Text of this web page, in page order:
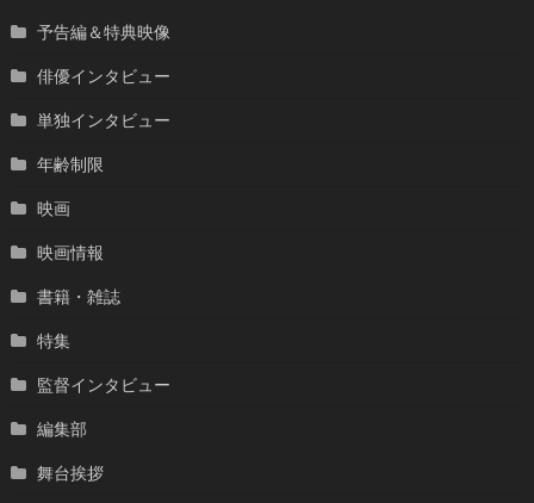
予告編＆特典映像
俳優インタビュー
単独インタビュー
年齢制限
映画
映画情報
書籍・雑誌
特集
監督インタビュー
編集部
舞台挨拶